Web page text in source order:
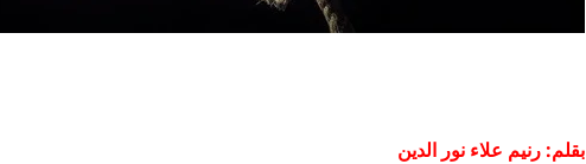
بقلم: رنيم علاء نور الدين